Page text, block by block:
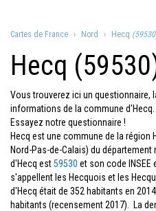
Cartes de France Nord Hecq
Hecq
Vous trouverez ici un questionnaire,
informations de la commune
Essayez notre questionnaire !
Hecq est une commune de la région
Nord-Pas-de-Calais) du département
d'Hecq est59530 et son code INSEE
s'appellent les Hecquois et les
d'Hecq était de 352 habitants en
habitants (recensement 2017). La